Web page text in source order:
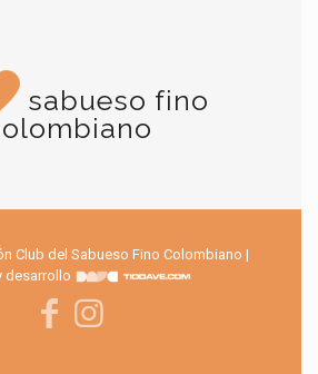
sabueso fino
Club del Sabueso Fino Colombiano |
desarrollo